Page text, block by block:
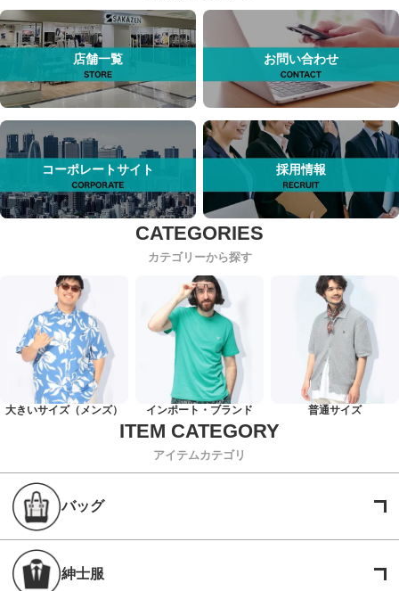
店舗一覧 お問い合わせ
コーポレートサイト 採用情報
カテゴリーから探す
大きいサイズ（メンズ） インポート・ブランド 普通サイズ
アイテムカテゴリ
バッグ
紳士服